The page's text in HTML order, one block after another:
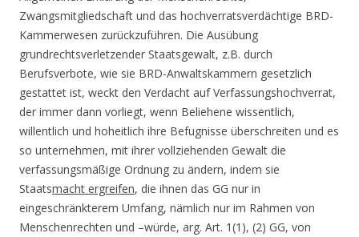
Zwangsmitgliedschaft und das hochverratsverdächtige BRD-
Kammerwesen zurückzuführen. Die Ausübung
grundrechtsverletzender Staatsgewalt, z.B. durch
Berufsverbote, wie sie BRD-Anwaltskammern gesetzlich
gestattet ist, weckt den Verdacht auf Verfassungshochverrat,
der immer dann vorliegt, wenn Beliehene wissentlich,
willentlich und hoheitlich ihre Befugnisse überschreiten und es
so unternehmen, mit ihrer vollziehenden Gewalt die
verfassungsmäßige Ordnung zu ändern, indem sie
Staatsmacht ergreifen, die ihnen das GG nur in
eingeschränkterem Umfang, nämlich nur im Rahmen von
Menschenrechten und –würde, arg. Art. 1(1), (2) GG, von